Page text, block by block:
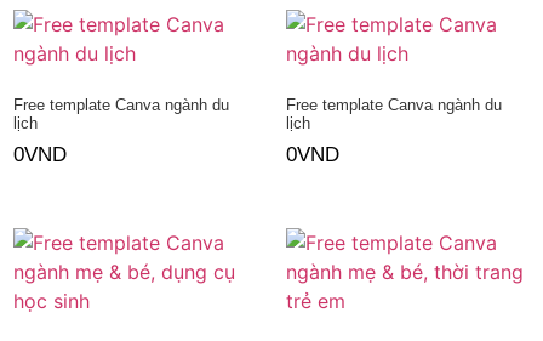
Free template Canva ngành du
lịch
0VND
Free template Canva ngành du
lịch
0VND